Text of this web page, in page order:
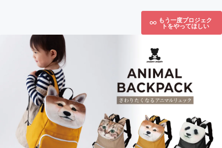
もう一度プロジェク
トをやってほしい